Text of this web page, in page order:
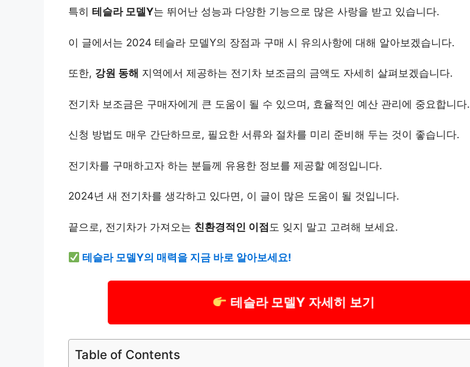
특히 테슬라 모델Y는 뛰어난 성능과 다양한 기능으로 많은 사랑을 받고 있습니다.
이 글에서는 2024 테슬라 모델Y의 장점과 구매 시 유의사항에 대해 알아보겠습니다.
또한, 강원 동해 지역에서 제공하는 전기차 보조금의 금액도 자세히 살펴보겠습니다.
전기차 보조금은 구매자에게 큰 도움이 될 수 있으며, 효율적인 예산 관리에 중요합니다.
신청 방법도 매우 간단하므로, 필요한 서류와 절차를 미리 준비해 두는 것이 좋습니다.
전기차를 구매하고자 하는 분들께 유용한 정보를 제공할 예정입니다.
2024년 새 전기차를 생각하고 있다면, 이 글이 많은 도움이 될 것입니다.
끝으로, 전기차가 가져오는 친환경적인 이점 도 잊지 말고 고려해 보세요.
테슬라 모델Y의 매력을 지금 바로 알아보세요!
테슬라 모델Y 자세히 보기
Table of Contents